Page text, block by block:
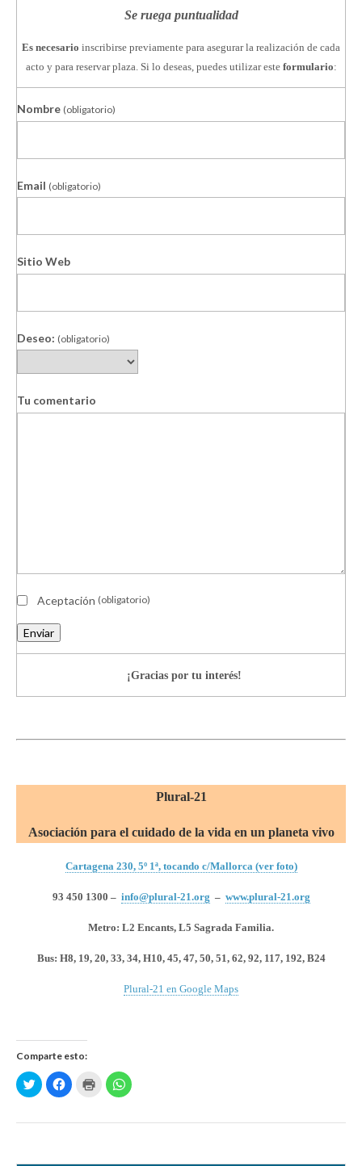
Se ruega puntualidad
Es necesario inscribirse previamente para asegurar la realización de cada
acto y para reservar plaza. Si lo deseas, puedes utilizar este formulario:
Nombre (obligatorio)
Email (obligatorio)
Sitio Web
Deseo: (obligatorio)
Tu comentario
Aceptación (obligatorio)
Enviar
¡Gracias por tu interés!
Plural-21
Asociación para el cuidado de la vida en un planeta vivo
Cartagena 230, 5º 1ª, tocando c/Mallorca (ver foto)
93 450 1300 – info@plural-21.org – www.plural-21.org
Metro: L2 Encants, L5 Sagrada Familia.
Bus: H8, 19, 20, 33, 34, H10, 45, 47, 50, 51, 62, 92, 117, 192, B24
Plural-21 en Google Maps
Comparte esto:
H
a
l
H
a
l l
H
a
l